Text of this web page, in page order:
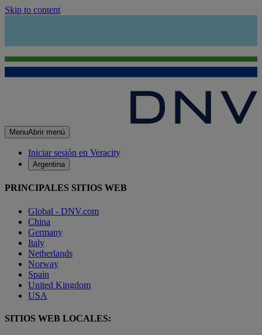
Skip to content
MenuAbrir menú
Iniciar sesión en Veracity
Argentina
PRINCIPALES SITIOS WEB
Global - DNV.com
China
Germany
Italy
Netherlands
Norway
Spain
United Kingdom
USA
SITIOS WEB LOCALES: